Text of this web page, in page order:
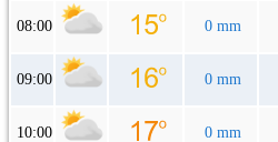
08:00 0 mm
09:00 0 mm
10:00 0 mm